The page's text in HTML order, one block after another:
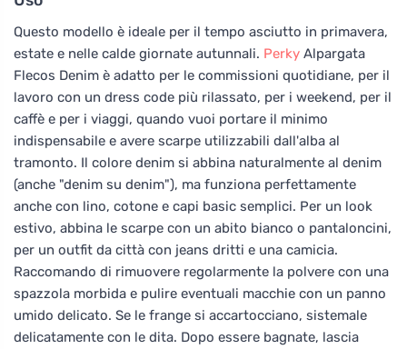
Questo modello è ideale per il tempo asciutto in primavera,
estate e nelle calde giornate autunnali. Perky Alpargata
Flecos Denim è adatto per le commissioni quotidiane, per il
lavoro con un dress code più rilassato, per i weekend, per il
caffè e per i viaggi, quando vuoi portare il minimo
indispensabile e avere scarpe utilizzabili dall'alba al
tramonto. Il colore denim si abbina naturalmente al denim
(anche "denim su denim"), ma funziona perfettamente
anche con lino, cotone e capi basic semplici. Per un look
estivo, abbina le scarpe con un abito bianco o pantaloncini,
per un outfit da città con jeans dritti e una camicia.
Raccomando di rimuovere regolarmente la polvere con una
spazzola morbida e pulire eventuali macchie con un panno
umido delicato. Se le frange si accartocciano, sistemale
delicatamente con le dita. Dopo essere bagnate, lascia